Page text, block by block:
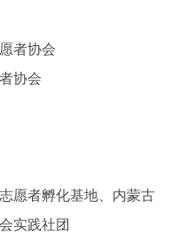
者协会
协会
愿者孵化基地、内蒙古
实践社团